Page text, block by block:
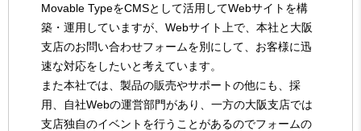
Movable TypeをCMSとして活用してWebサイトを構
築・運用していますが、Webサイト上で、本社と大阪
支店のお問い合わせフォームを別にして、お客様に迅
速な対応をしたいと考えています。
また本社では、製品の販売やサポートの他にも、採
用、自社Webの運営部門があり、一方の大阪支店では
支店独自のイベントを行うことがあるのでフォームの